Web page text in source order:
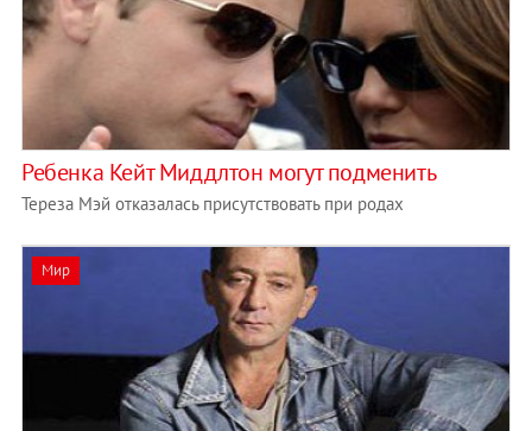
Ребенка Кейт Миддлтон могут подменить
Тереза Мэй отказалась присутствовать при родах
Мир